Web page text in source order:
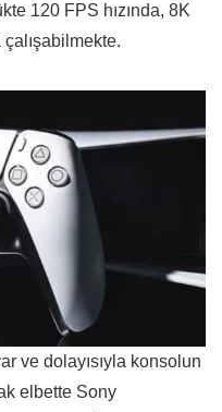
120 FPS hızında, 8K
ve dolayısıyla konsolun
elbette Sony